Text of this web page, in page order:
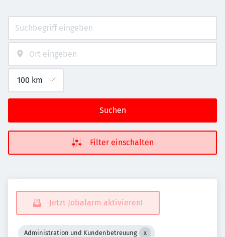
Suchen
Filter einschalten
Jetzt Jobalarm aktivieren!
Administration und Kundenbetreuung